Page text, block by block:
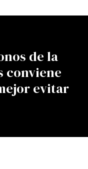
de la
conviene
evitar